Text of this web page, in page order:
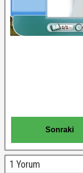
Sonraki
1 Yorum